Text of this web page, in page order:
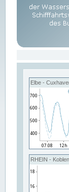
Elbe -
RHEIN -